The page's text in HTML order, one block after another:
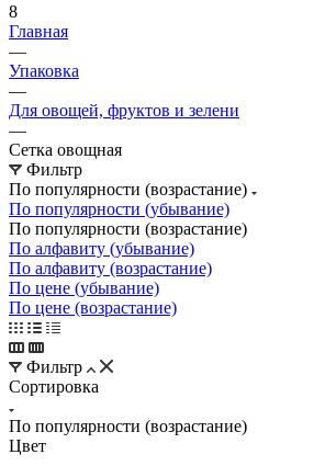
8
Главная
—
Упаковка
—
Для овощей, фруктов и зелени
—
Сетка овощная
Фильтр
По популярности (возрастание)
По популярности (убывание)
По популярности (возрастание)
По алфавиту (убывание)
По алфавиту (возрастание)
По цене (убывание)
По цене (возрастание)
Фильтр
Сортировка
По популярности (возрастание)
Цвет